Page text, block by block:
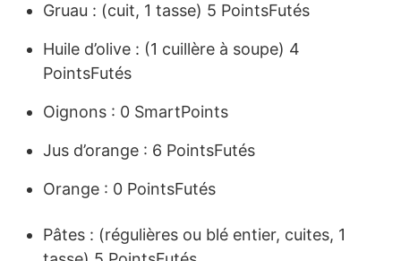
Gruau : (cuit, 1 tasse) 5 PointsFutés
Huile d’olive : (1 cuillère à soupe) 4
PointsFutés
Oignons : 0 SmartPoints
Jus d’orange : 6 PointsFutés
Orange : 0 PointsFutés
Pâtes : (régulières ou blé entier, cuites, 1